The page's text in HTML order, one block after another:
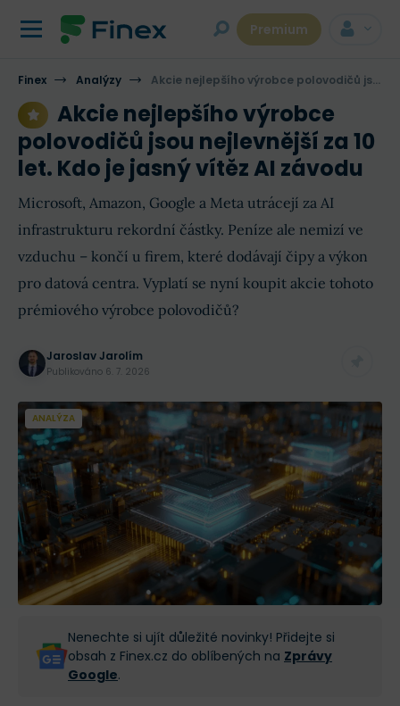
Premium
Finex Analýzy Akcie nejlepšího výrobce polovodičů jsou nejlevnější za 10 let. Kdo je jasný vítěz AI závodu
Akcie nejlepšího výrobce
polovodičů jsou nejlevnější za 10
let. Kdo je jasný vítěz AI závodu
Microsoft, Amazon, Google a Meta utrácejí za AI
infrastrukturu rekordní částky. Peníze ale nemizí ve
vzduchu – končí u firem, které dodávají čipy a výkon
pro datová centra. Vyplatí se nyní koupit akcie tohoto
prémiového výrobce polovodičů?
Jaroslav Jarolím
Publikováno 6. 7. 2026
ANALÝZA
Nenechte si ujít důležité novinky! Přidejte si
obsah z Finex.cz do oblíbených na Zprávy
Google.